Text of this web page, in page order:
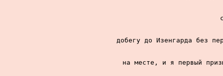
добегу до Изенгарда без
на месте, и я первый